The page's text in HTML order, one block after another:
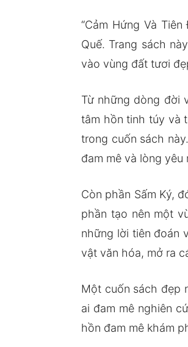
“Cảm Hứng Và
Quế. Trang sách
vào vùng đất tươi
Từ những dòng đời
tâm hồn tinh túy và
trong cuốn sách
đam mê và lòng
Còn phần Sấm Ký,
phần tạo nên một
những lời tiên đoán
vật văn hóa, mở ra
Một cuốn sách đẹp
ai đam mê nghiên
hồn đam mê khám